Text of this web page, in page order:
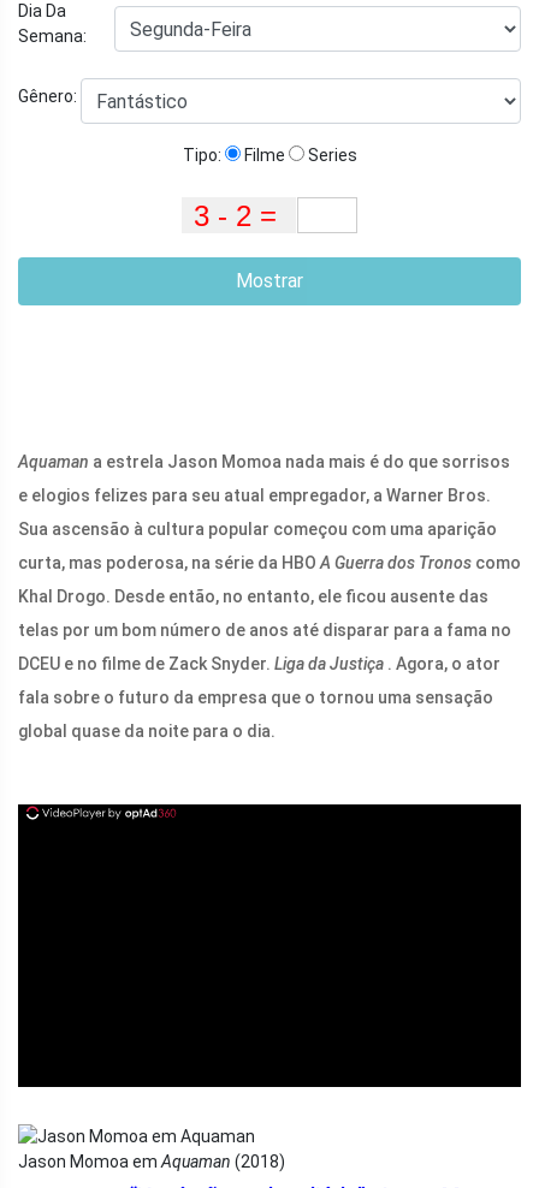
Dia Da
Semana:
Gênero:
Tipo: Filme Series
Mostrar
Aquaman a estrela Jason Momoa nada mais é do que sorrisos
e elogios felizes para seu atual empregador, a Warner Bros.
Sua ascensão à cultura popular começou com uma aparição
curta, mas poderosa, na série da HBO A Guerra dos Tronos como
Khal Drogo. Desde então, no entanto, ele ficou ausente das
telas por um bom número de anos até disparar para a fama no
DCEU e no filme de Zack Snyder. Liga da Justiça . Agora, o ator
fala sobre o futuro da empresa que o tornou uma sensação
global quase da noite para o dia.
Jason Momoa em Aquaman (2018)